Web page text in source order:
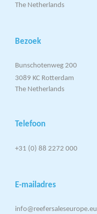
The Netherlands​
Bezoek
Bunschotenweg 200
3089 KC Rotterdam
The Netherlands
Telefoon
+31 (0) 88 2272 000
E-mailadres
info@reefersaleseurope.eu